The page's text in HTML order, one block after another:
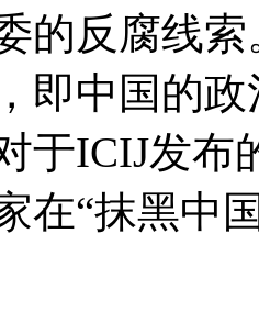
的反腐线
即中国的
于ICIJ发布
在“抹黑中